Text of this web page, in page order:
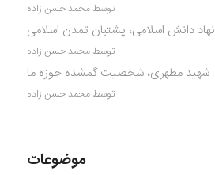
توسط محمد حسن زاده
نهاد دانش اسلامی، پشتبان تمدن اسلامی
توسط محمد حسن زاده
شهید مطهری، شخصیت گمشده حوزه ما
توسط محمد حسن زاده
موضوعات